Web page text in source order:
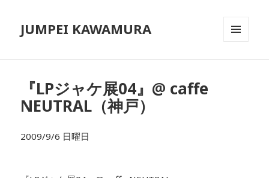
JUMPEI KAWAMURA
『LPジャケ展04』@ caffe
NEUTRAL（神戸）
2009/9/6 日曜日